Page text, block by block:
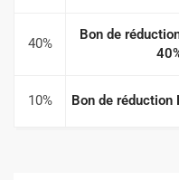
40%
Bon de
10% Bon de réduction